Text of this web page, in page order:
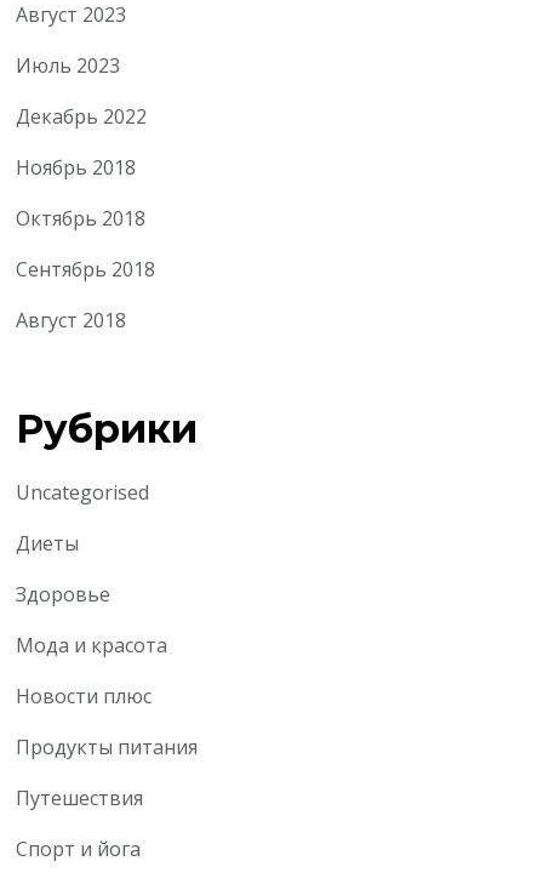
Август 2023
Июль 2023
Декабрь 2022
Ноябрь 2018
Октябрь 2018
Сентябрь 2018
Август 2018
Рубрики
Uncategorised
Диеты
Здоровье
Мода и красота
Новости плюс
Продукты питания
Путешествия
Спорт и йога